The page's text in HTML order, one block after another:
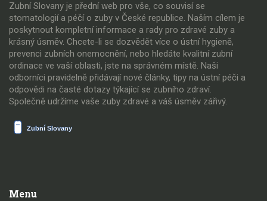
Zubní Slovany je přední web pro vše, co souvisí se
stomatologií a péčí o zuby v České republice. Naším cílem je
poskytnout kompletní informace a rady pro zdravé zuby a
krásný úsměv. Chcete-li se dozvědět více o ústní hygieně,
prevenci zubních onemocnění, nebo hledáte kvalitní zubní
ordinace ve vaší oblasti, jste na správném místě. Naši
odborníci pravidelně přidávají nové články, tipy na ústní péči a
odpovědi na časté dotazy týkající se zubního zdraví.
Společně udržíme vaše zuby zdravé a váš úsměv zářivý.
Menu